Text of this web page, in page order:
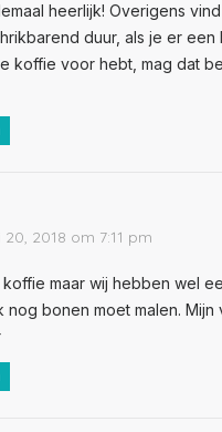
heerlijk! Overigens
duur, als je er een
koffie voor hebt, mag dat
2018 om 7:11 pm
maar wij hebben wel
nog bonen moet malen. Mijn